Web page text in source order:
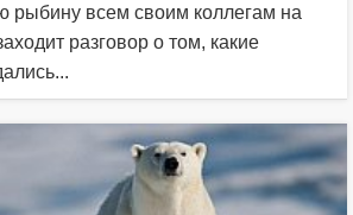
рыбину всем своим коллегам на
разговор о том, какие